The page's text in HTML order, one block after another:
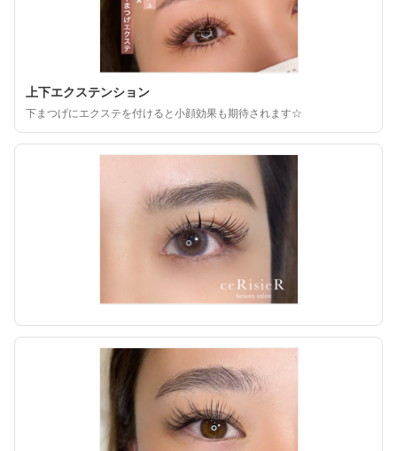
上下エクステンション
下まつげにエクステを付けると小顔効果も期待されます☆